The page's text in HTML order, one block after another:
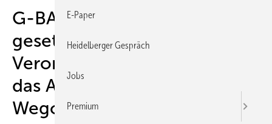
G-BA vollzieht den
gesetzlichen
Verordnungsausschluss für
das Abmagerungsmittel
Wegovy® nach
E-Paper
Heidelberger Gespräch
Jobs
Premium